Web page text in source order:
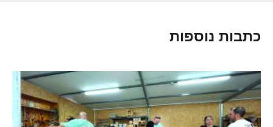
כתבות נוספות